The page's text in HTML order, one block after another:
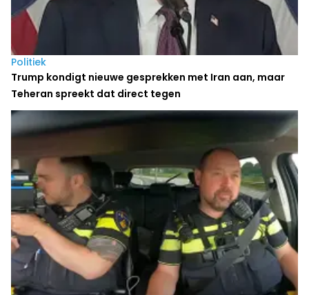
Politiek
Trump kondigt nieuwe gesprekken met Iran aan, maar
Teheran spreekt dat direct tegen